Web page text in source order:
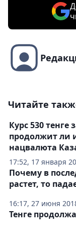
Читайте
17:52, 17 января
Курс 530 тенге
продолжит ли
нацвалюта
16:17, 27 июня
Почему в
растет, то
Тенге